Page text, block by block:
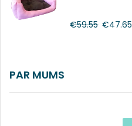
€59.55 €47.65
PAR MUMS